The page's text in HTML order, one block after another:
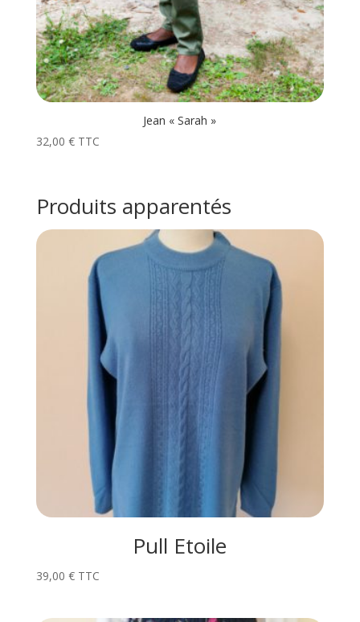
Jean « Sarah »
32,00 € TTC
Produits apparentés
Pull Etoile
39,00 € TTC